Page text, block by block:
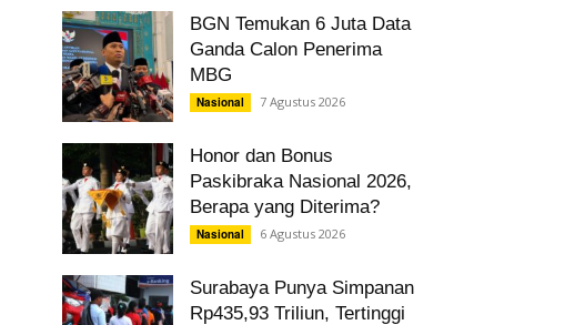
BGN Temukan 6 Juta Data
Ganda Calon Penerima
MBG
Nasional 7 Agustus 2026
Honor dan Bonus
Paskibraka Nasional 2026,
Berapa yang Diterima?
Nasional 6 Agustus 2026
Surabaya Punya Simpanan
Rp435,93 Triliun, Tertinggi